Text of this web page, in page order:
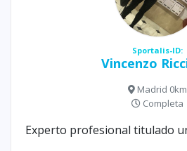
Sportalis-ID:
Vincenzo
Madrid 0km
Completa
Experto profesional titulado